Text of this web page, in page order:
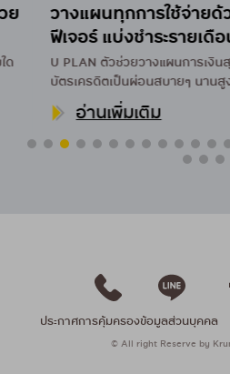
ย
ด
วางแผนทุกการใช้จ่ายด้
ฟีเจอร์ แบ่งชำระรายเดื
U PLAN ตัวช่วยวางแผนการเงิ
บัตรเครดิตเป็นผ่อนสบายๆ นาน
ค่าใช้จ่ายผ่านแอป UCHOOSE
อ่านเพิ่มเติม
ประกาศการคุ้มครองข้อมูลส่วนบุคคล
© All right Reserve by